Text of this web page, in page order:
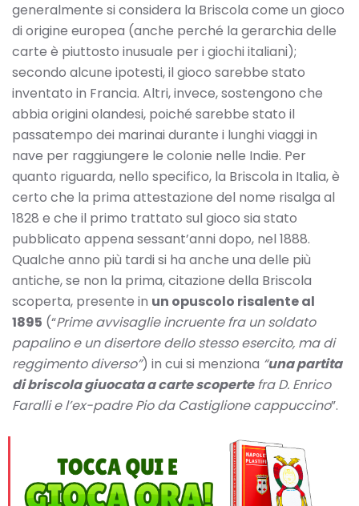
generalmente si considera la Briscola come un gioco
di origine europea (anche perché la gerarchia delle
carte è piuttosto inusuale per i giochi italiani);
secondo alcune ipotesti, il gioco sarebbe stato
inventato in Francia. Altri, invece, sostengono che
abbia origini olandesi, poiché sarebbe stato il
passatempo dei marinai durante i lunghi viaggi in
nave per raggiungere le colonie nelle Indie. Per
quanto riguarda, nello specifico, la Briscola in Italia, è
certo che la prima attestazione del nome risalga al
1828 e che il primo trattato sul gioco sia stato
pubblicato appena sessant’anni dopo, nel 1888.
Qualche anno più tardi si ha anche una delle più
antiche, se non la prima, citazione della Briscola
scoperta, presente in un opuscolo risalente al
1895 (“Prime avvisaglie incruente fra un soldato
papalino e un disertore dello stesso esercito, ma di
reggimento diverso”) in cui si menziona “una partita
di briscola giuocata a carte scopertefra D. Enrico
Faralli e l’ex-padre Pio da Castiglione cappuccino”.